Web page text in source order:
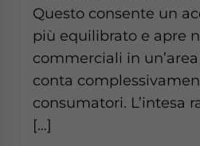
Questo consente un
più equilibrato e apre
commerciali in
conta
consumatori. L’intesa
[…]